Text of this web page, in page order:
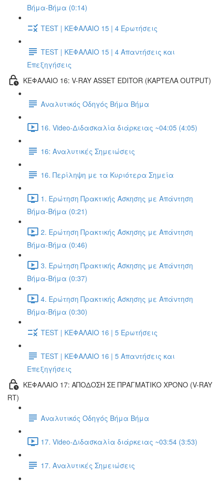
Βήμα-Βήμα (0:14)
TEST | ΚΕΦΑΛΑΙΟ 15 | 4 Ερωτήσεις
TEST | ΚΕΦΑΛΑΙΟ 15 | 4 Απαντήσεις και
Επεξηγήσεις
ΚΕΦΑΛΑΙΟ 16: V-RAY ASSET EDITOR (ΚΑΡΤΕΛΑ OUTPUT)
Αναλυτικός Οδηγός Βήμα Βήμα
16. Video-Διδασκαλία διάρκειας ~04:05 (4:05)
16: Αναλυτικές Σημειώσεις
16. Περίληψη με τα Κυριότερα Σημεία
1. Ερώτηση Πρακτικής Άσκησης με Απάντηση
Βήμα-Βήμα (0:21)
2. Ερώτηση Πρακτικής Άσκησης με Απάντηση
Βήμα-Βήμα (0:46)
3. Ερώτηση Πρακτικής Άσκησης με Απάντηση
Βήμα-Βήμα (0:37)
4. Ερώτηση Πρακτικής Άσκησης με Απάντηση
Βήμα-Βήμα (0:30)
TEST | ΚΕΦΑΛΑΙΟ 16 | 5 Ερωτήσεις
TEST | ΚΕΦΑΛΑΙΟ 16 | 5 Απαντήσεις και
Επεξηγήσεις
ΚΕΦΑΛΑΙΟ 17: ΑΠΟΔΟΣΗ ΣΕ ΠΡΑΓΜΑΤΙΚΟ ΧΡΟΝΟ (V-RAY
RT)
Αναλυτικός Οδηγός Βήμα Βήμα
17. Video-Διδασκαλία διάρκειας ~03:54 (3:53)
17. Αναλυτικές Σημειώσεις